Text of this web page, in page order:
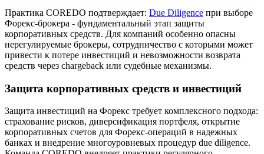
Практика COREDO подтверждает: Due Diligence при выборе
Форекс-брокера - фундаментальный этап защиты
корпоративных средств. Для компаний особенно опасны
нерегулируемые брокеры, сотрудничество с которыми может
привести к потере инвестиций и невозможности возврата
средств через chargeback или судебные механизмы.
Защита корпоративных средств и инвестиций
Защита инвестиций на Форекс требует комплексного подхода:
страхование рисков, диверсификация портфеля, открытие
корпоративных счетов для Форекс-операций в надежных
банках и внедрение многоуровневых процедур due diligence.